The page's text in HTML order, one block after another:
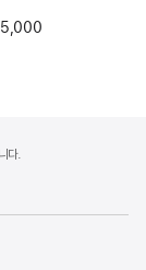
다.